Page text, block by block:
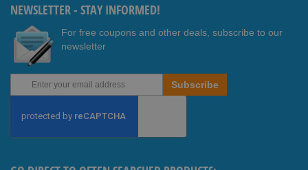
NEWSLETTER - STAY INFORMED!
For free coupons and other deals, subscribe to our
newsletter
Up
Our
Newsletter:
Subscribe